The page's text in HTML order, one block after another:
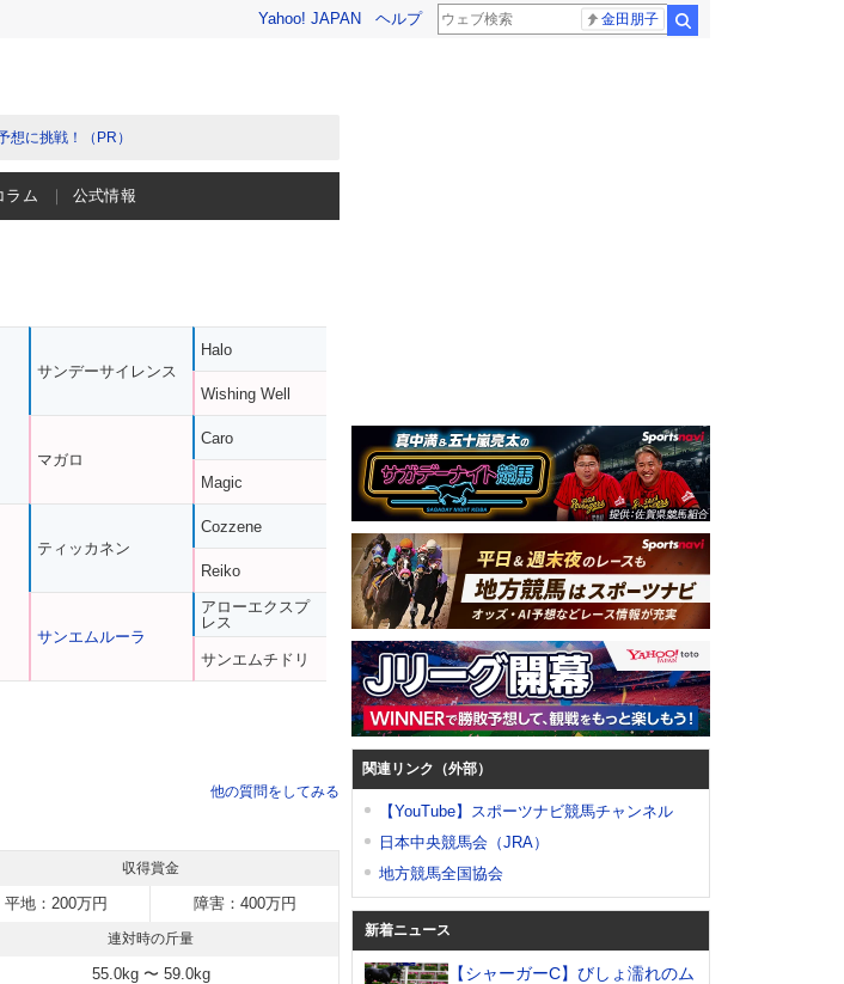
Yahoo! JAPAN ヘルプ 金田朋子
想に挑戦！（PR）
ラム 公式情報
サンデーサイレンス
マガロ
ティッカネン
サンエムルーラ
Halo
Wishing Well
Caro
Magic
Cozzene
Reiko
アローエクスプ
レス
サンエムチドリ
他の質問をしてみる
収得賞金
平地：200万円 障害：400万円
連対時の斤量
55.0kg 〜 59.0kg
関連リンク（外部）
【YouTube】スポーツナビ競馬チャンネル
日本中央競馬会（JRA）
地方競馬全国協会
新着ニュース
【シャーガーC】びしょ濡れのム